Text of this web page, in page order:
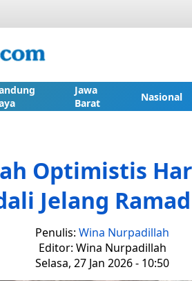
Jawa
Barat
Nasional
Optimistis
Jelang
Penulis: Wina Nurpadillah
Editor: Wina Nurpadillah
Selasa, 27 Jan 2026 - 10:50